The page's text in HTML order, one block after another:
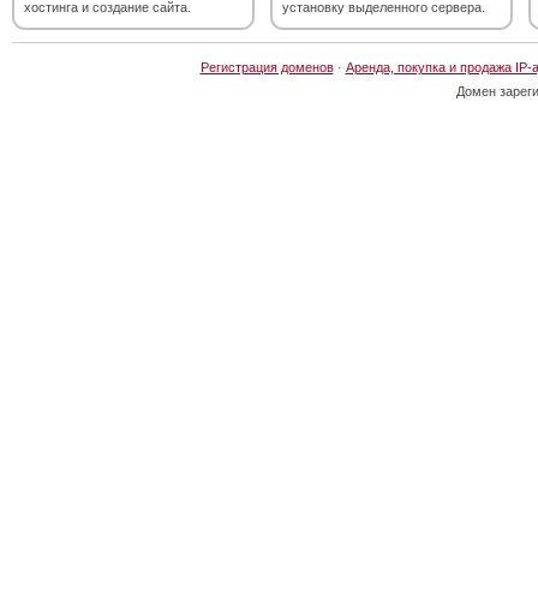
хостинга и создание сайта.
установку выделенного сервера.
Регистрация доменов· Аренда, покупка и продажа IP-
Домен